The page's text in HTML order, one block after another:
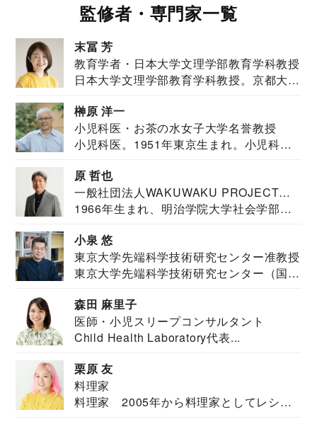
監修者・専門家一覧
末冨 芳
教育学者・日本大学文理学部教育学科教授
日本大学文理学部教育学科教授。京都大学
榊原 洋一
小児科医・お茶の水女子大学名誉教授
小児科医。1951年東京生まれ。小児科
原 哲也
一般社団法人WAKUWAKU PROJECT
JAPAN代表・言語聴覚士・社会福祉士
1966年生まれ、明治学院大学社会学部福
小泉 悠
東京大学先端科学技術研究センター准教授
東京大学先端科学技術研究センター（国際
森田 麻里子
医師・小児スリープコンサルタント
Child Health Laboratory代表...
栗原 友
料理家
料理家 2005年から料理家としてレシピ